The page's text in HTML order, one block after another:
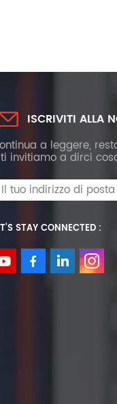
ISCRIVITI ALLA
a leggere,
invitiamo a dirci
STAY CONNECTED :